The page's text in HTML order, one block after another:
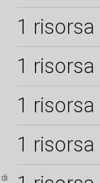
1 risorsa
1 risorsa
1 risorsa
1 risorsa
di